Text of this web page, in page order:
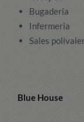
Bugaderia
Infermeria
Sales
Blue House